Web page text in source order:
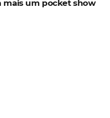
mais um pocket show